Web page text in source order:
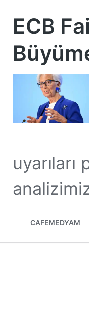
ECB
CAFEMEDYAM